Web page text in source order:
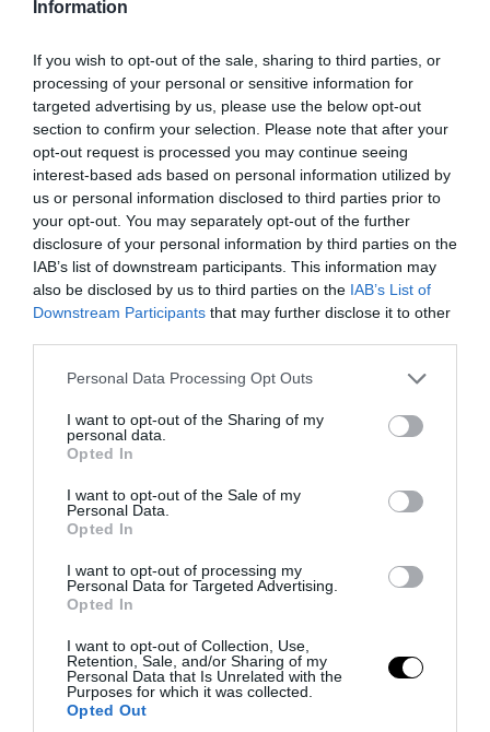
Information
If you wish to opt-out of the sale, sharing to third parties, or
processing of your personal or sensitive information for
targeted advertising by us, please use the below opt-out
section to confirm your selection. Please note that after your
opt-out request is processed you may continue seeing
interest-based ads based on personal information utilized by
us or personal information disclosed to third parties prior to
your opt-out. You may separately opt-out of the further
disclosure of your personal information by third parties on the
IAB’s list of downstream participants. This information may
also be disclosed by us to third parties on the IAB’s List of
Downstream Participants that may further disclose it to other
Please note that this website/app uses one or more Google
not limited to your visit or usage behaviour. You may click to
grant or deny consent to Google and its third-party tags to
use your data for below specified purposes in below Google
consent section.
Personal Data Processing Opt Outs
I want to opt-out of the Sharing of my
personal data.
Opted In
I want to opt-out of the Sale of my
Personal Data.
Opted In
I want to opt-out of processing my
Personal Data for Targeted Advertising.
Opted In
I want to opt-out of Collection, Use,
Retention, Sale, and/or Sharing of my
Personal Data that Is Unrelated with the
Purposes for which it was collected.
Opted Out
PRONEWS.GR /ΥΓΕΙΑ
Ενέσιμα φάρμακα απώλειας βάρους: Οι 5
ελλείψεις που μπορεί να εμφανιστούν
σε όσους τα χρησιμοποιούν
06.08.2026 | 09:51
Τρέμουλο στο βλέφαρο: Γιατί συμβαίνει
και πώς μπορεί να αντιμετωπιστεί
06.08.2026 | 09:50